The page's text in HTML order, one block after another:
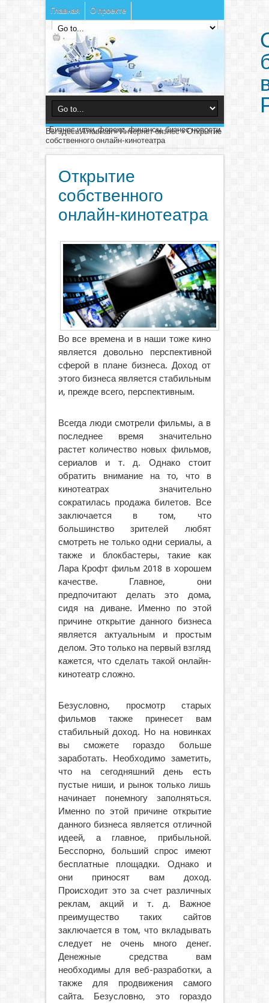
Главная О проекте
Бизнес идеи, форекс, финансы, бизнес новости
Вы здесь:Главная»Интернет бизнес»Открытие
собственного онлайн-кинотеатра
Открытие
собственного
онлайн-кинотеатра
Во все времена и в наши тоже кино
является довольно перспективной
сферой в плане бизнеса. Доход от
этого бизнеса является стабильным
и, прежде всего, перспективным.
Всегда люди смотрели фильмы, а в
последнее время значительно
растет количество новых фильмов,
сериалов и т. д. Однако стоит
обратить внимание на то, что в
кинотеатрах значительно
сократилась продажа билетов. Все
заключается в том, что
большинство зрителей любят
смотреть не только одни сериалы, а
также и блокбастеры, такие как
Лара Крофт фильм 2018 в хорошем
качестве. Главное, они
предпочитают делать это дома,
сидя на диване. Именно по этой
причине открытие данного бизнеса
является актуальным и простым
делом. Это только на первый взгляд
кажется, что сделать такой онлайн-
кинотеатр сложно.
Безусловно, просмотр старых
фильмов также принесет вам
стабильный доход. Но на новинках
вы сможете гораздо больше
заработать. Необходимо заметить,
что на сегодняшний день есть
пустые ниши, и рынок только лишь
начинает понемногу заполняться.
Именно по этой причине открытие
данного бизнеса является отличной
идеей, а главное, прибыльной.
Бесспорно, больший спрос имеют
бесплатные площадки. Однако и
они приносят вам доход.
Происходит это за счет различных
реклам, акций и т. д. Важное
преимущество таких сайтов
заключается в том, что вкладывать
следует не очень много денег.
Денежные средства вам
необходимы для веб-разработки, а
также для продвижения самого
сайта. Безусловно, это гораздо